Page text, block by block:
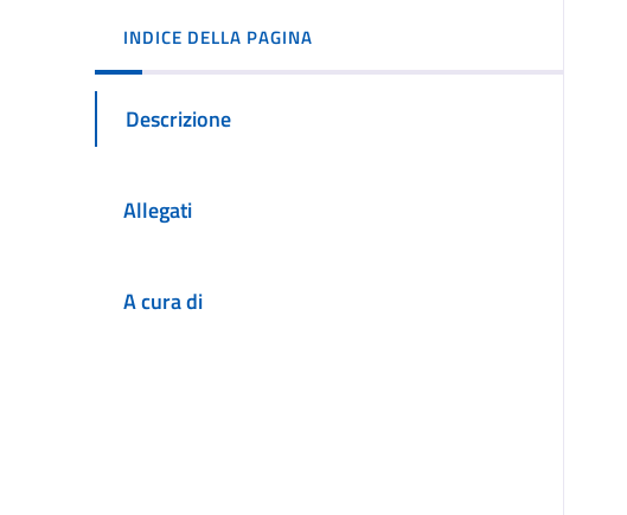
INDICE DELLA PAGINA
Descrizione
Allegati
A cura di